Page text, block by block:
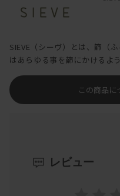
この商品に
SIEVE（シーヴ）とは、篩（
はあらゆる事を篩にかけるよ
レビュー